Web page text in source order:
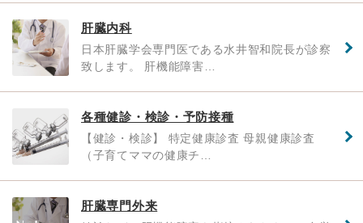
肝臓内科
日本肝臓学会専門医である水井智和院長が診察
致します。 肝機能障害…
各種健診・検診・予防接種
【健診・検診】 特定健康診査 母親健康診査
（子育てママの健康チ…
肝臓専門外来